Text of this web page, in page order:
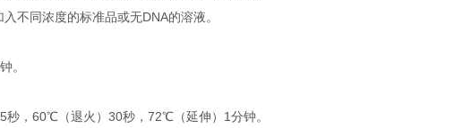
不同浓度的标准品或无DNA的溶液。
。
，60℃（退火）30秒，72℃（延伸）1分钟。